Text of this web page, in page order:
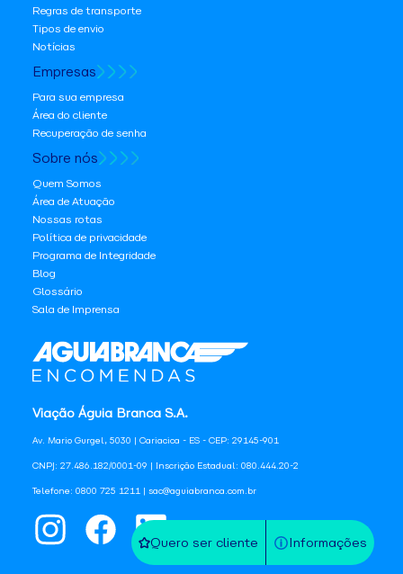
Quero ser cliente Informações
Viação Águia Branca S.A.
Av. Mario Gurgel, 5030 | Cariacica - ES - CEP: 29145-901
CNPJ: 27.486.182/0001-09 | Inscrição Estadual: 080.444.20-2
Telefone: 0800 725 1211 | sac@aguiabranca.com.br
Regras de transporte
Tipos de envio
Notícias
Empresas
Para sua empresa
Área do cliente
Recuperação de senha
Sobre nós
Quem Somos
Área de Atuação
Nossas rotas
Política de privacidade
Programa de Integridade
Blog
Glossário
Sala de Imprensa